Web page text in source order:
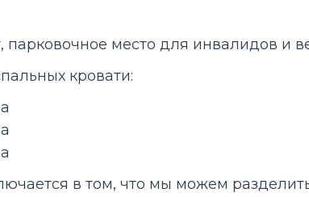
место для инвалидов и
кровати:
в том, что мы можем